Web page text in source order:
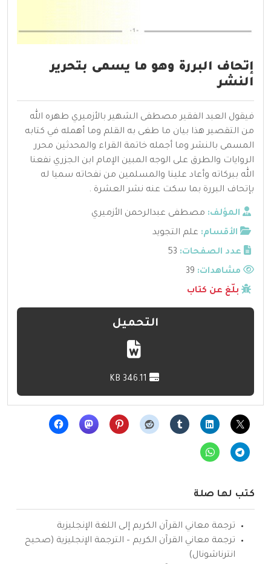
إتحاف البررة وهو ما يسمى بتحرير
النشر
فيقول العبد الفقير مصطفى الشهير بالأزميري طهره الله
من التقصير هذا بيان ما طغى به القلم وما أهمله في كتابه
المسمى بالنشر وما أجمله خاتمة القراء والمحدثين محرر
الروايات والطرق على الوجه المبين الإمام ابن الجزري نفعنا
الله ببركاته وأعاد علينا والمسلمين من نفحاته سميا له
بإتحاف البررة بما سكت عنه نشر العشرة .
المؤلف: مصطفى عبدالرحمن الأزميري
الأقسام: علم التجويد
عدد الصفحات: 53
مشاهدات:
بلّغ عن كتاب
التحميل
كتب لها صلة
ترجمة معاني القرآن الكريم إلى اللغة الإنجليزية
ترجمة معاني القرآن الكريم – الترجمة الإنجليزية (صحيح
انترناشونال)